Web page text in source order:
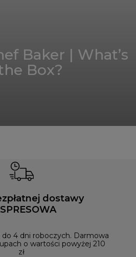
Baker | What’s
Box?
dostawy
do 4 dni roboczych. Darmowa
o wartości powyżej 210
zł